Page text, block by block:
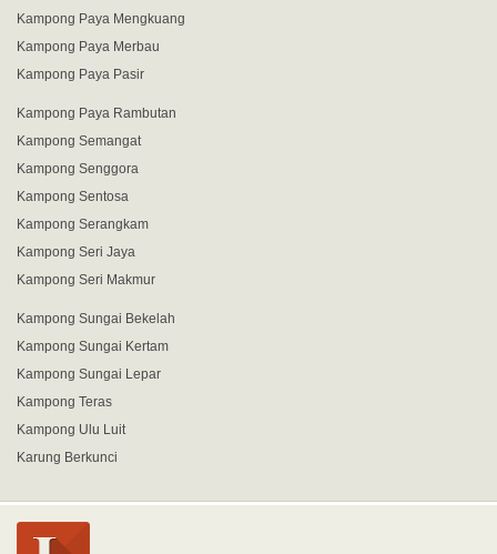
Kampong Paya Mengkuang
Kampong Paya Merbau
Kampong Paya Pasir
Kampong Paya Rambutan
Kampong Semangat
Kampong Senggora
Kampong Sentosa
Kampong Serangkam
Kampong Seri Jaya
Kampong Seri Makmur
Kampong Sungai Bekelah
Kampong Sungai Kertam
Kampong Sungai Lepar
Kampong Teras
Kampong Ulu Luit
Karung Berkunci